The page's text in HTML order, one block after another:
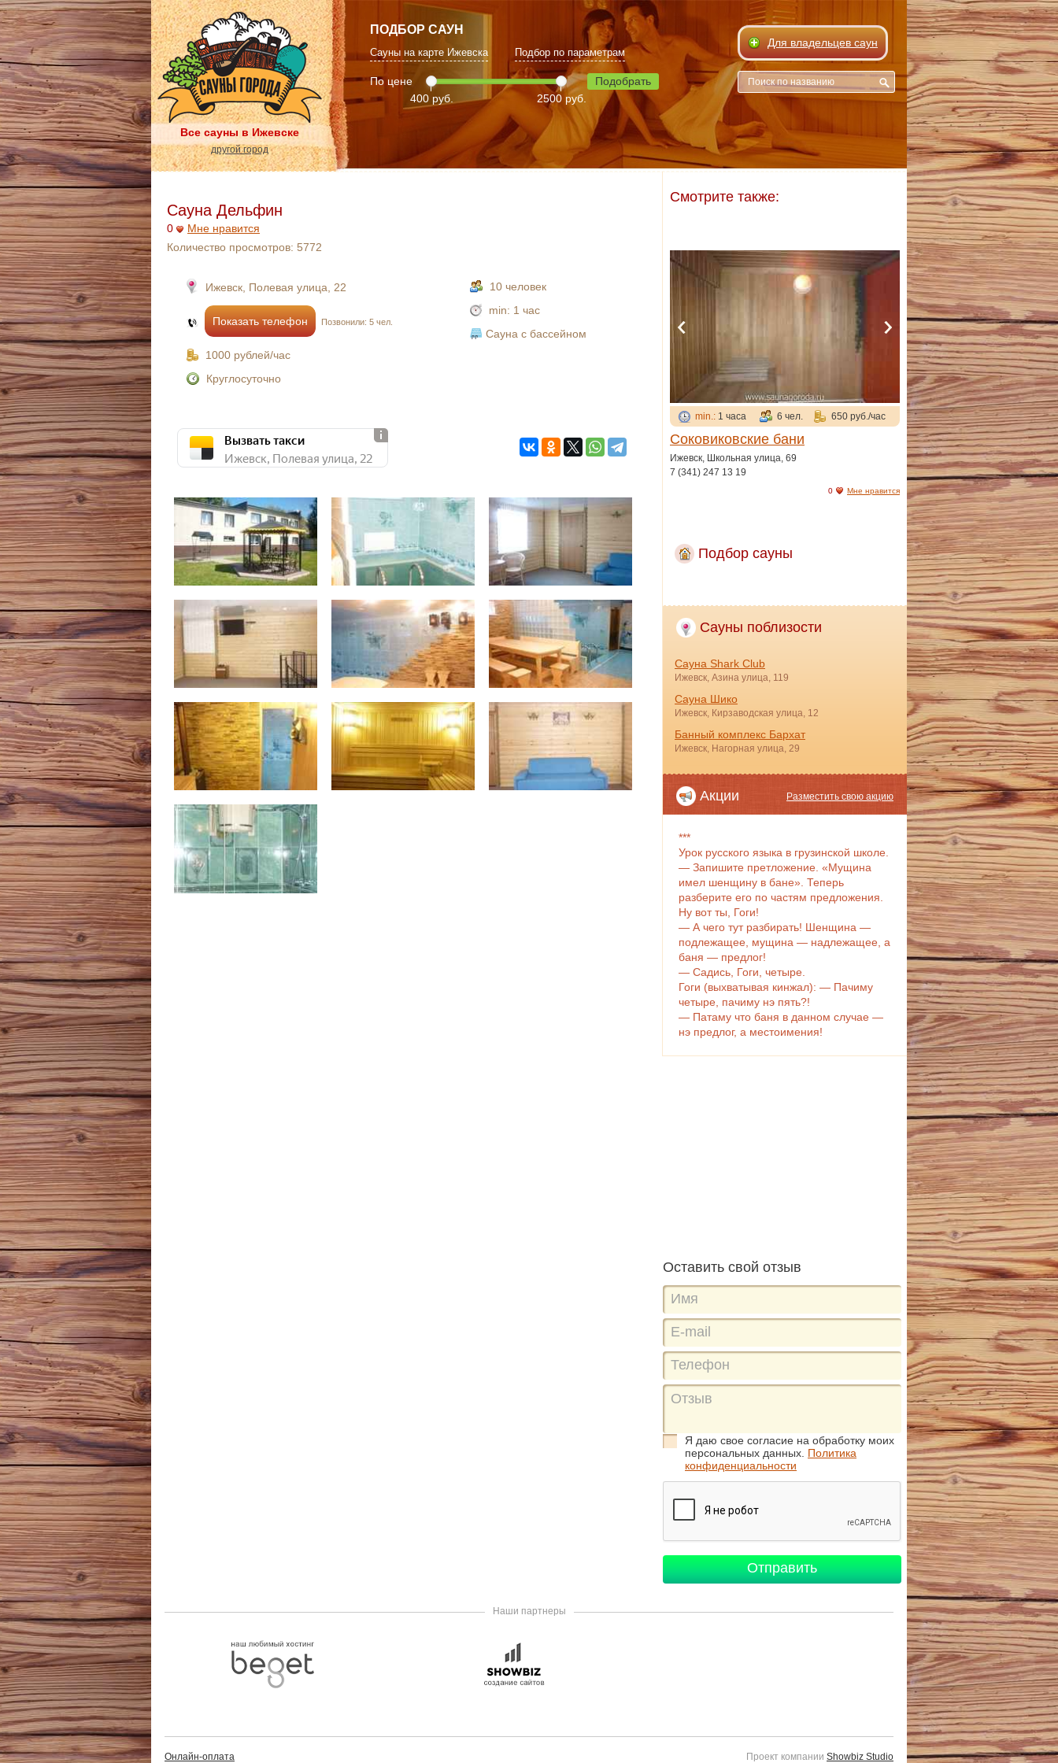
Все сауны в Ижевске
другой город
ПОДБОР САУН
Сауны на карте Ижевска Подбор по параметрам
По цене
400 руб.
2500 руб.
Подобрать
Для владельцев саун
Сауна Дельфин
0
Мне нравится
Количество просмотров: 5772
Ижевск, Полевая улица, 22
Показать телефон Позвонили: 5 чел.
1000 рублей/час
Круглосуточно
10 человек
min: 1 час
Сауна с бассейном
Вызвать такси
Ижевск, Полевая улица, 22
Смотрите также:
min.: 1 часа 6 чел. 650 руб./час
Соковиковские бани
Ижевск, Школьная улица, 69
7 (341) 247 13 19
0 Мне нравится
Подбор сауны
Сауны поблизости
Сауна Shark Club
Ижевск, Азина улица, 119
Сауна Шико
Ижевск, Кирзаводская улица, 12
Банный комплекс Бархат
Ижевск, Нагорная улица, 29
Акции Разместить свою акцию
***
Урок русского языка в грузинской школе.
— Запишите претложение. «Мущина
имел шенщину в бане». Теперь
разберите его по частям предложения.
Ну вот ты, Гоги!
— А чего тут разбирать! Шенщина —
подлежащее, мущина — надлежащее, а
баня — предлог!
— Садись, Гоги, четыре.
Гоги (выхватывая кинжал): — Пачиму
четыре, пачиму нэ пять?!
— Патаму что баня в данном случае —
нэ предлог, а местоимения!
Оставить свой отзыв
Я даю свое согласие на обработку моих
персональных данных. Политика
конфиденциальности
Наши партнеры
Онлайн-оплата Проект компании Showbiz Studio